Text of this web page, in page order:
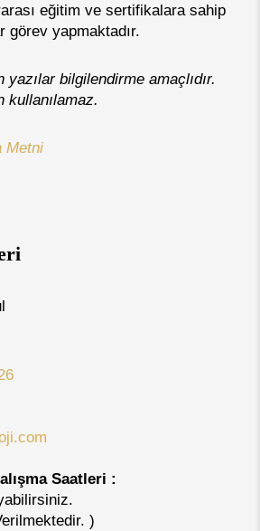
eğitim ve sertifikalara sahip
görev yapmaktadır.
bilgilendirme amaçlıdır.
kullanılamaz.
Metni
Saatleri :
)